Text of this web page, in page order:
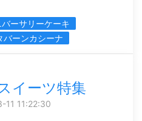
バーサリーケーキ
バーンカシーナ
イーツ特集
11 11:22:30